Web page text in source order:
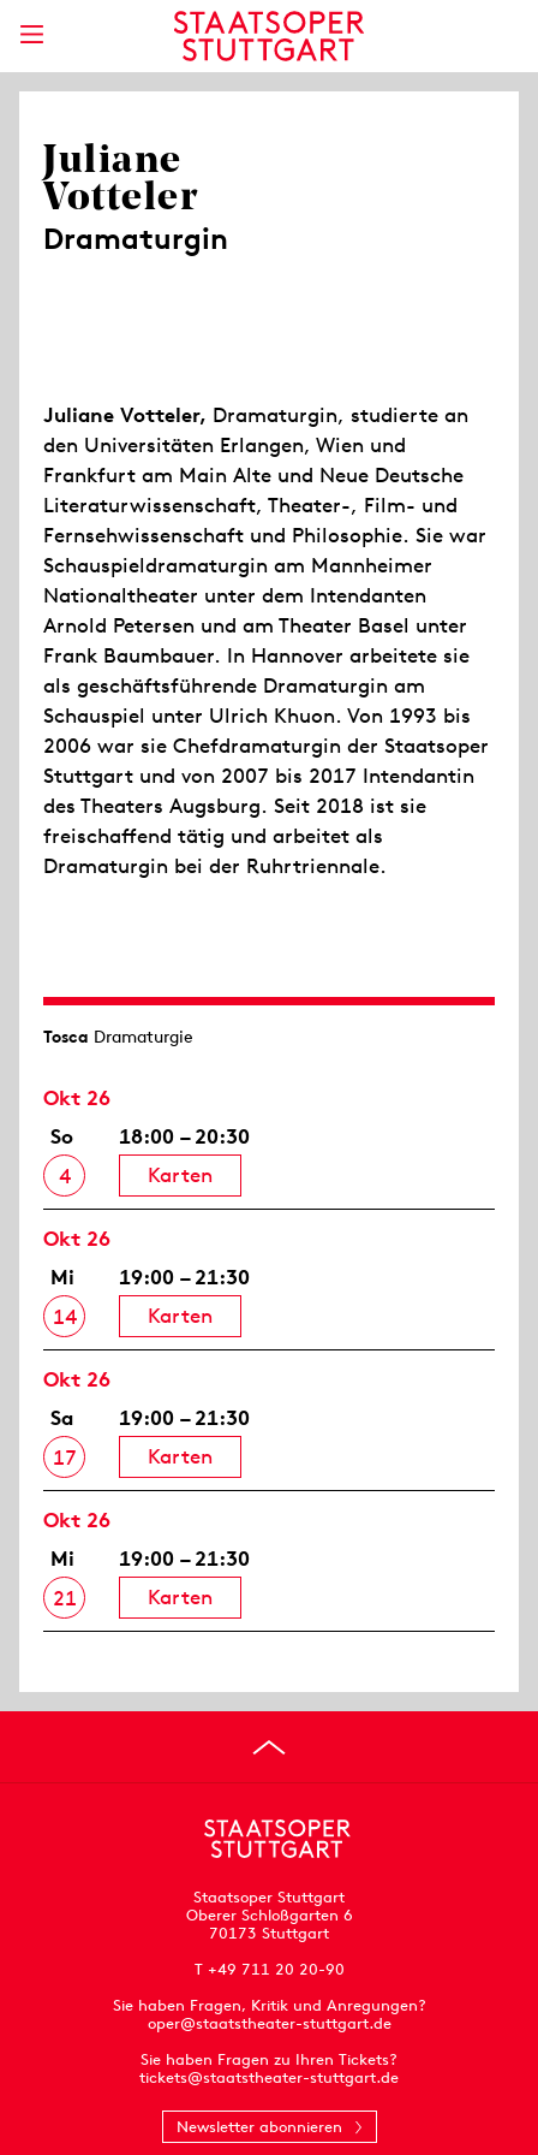
Juliane
Votteler
Dramaturgin
Juliane Votteler, Dramaturgin, studierte an
den Universitäten Erlangen, Wien und
Frankfurt am Main Alte und Neue Deutsche
Literaturwissenschaft, Theater-, Film- und
Fernsehwissenschaft und Philosophie. Sie war
Schauspieldramaturgin am Mannheimer
Nationaltheater unter dem Intendanten
Arnold Petersen und am Theater Basel unter
Frank Baumbauer. In Hannover arbeitete sie
als geschäftsführende Dramaturgin am
Schauspiel unter Ulrich Khuon. Von 1993 bis
2006 war sie Chefdramaturgin der Staatsoper
Stuttgart und von 2007 bis 2017 Intendantin
des Theaters Augsburg. Seit 2018 ist sie
freischaffend tätig und arbeitet als
Dramaturgin bei der Ruhrtriennale.
Tosca Dramaturgie
Okt 26
So
4
18:00 – 20:30
Karten
Okt 26
Mi
14
19:00 – 21:30
Karten
Okt 26
Sa
17
19:00 – 21:30
Karten
Okt 26
Mi
21
19:00 – 21:30
Karten
Staatsoper Stuttgart
Oberer Schloßgarten 6
70173 Stuttgart
T +49 711 20 20-90
Sie haben Fragen, Kritik und Anregungen?
oper@staatstheater-stuttgart.de
Sie haben Fragen zu Ihren Tickets?
tickets@staatstheater-stuttgart.de
Newsletter abonnieren